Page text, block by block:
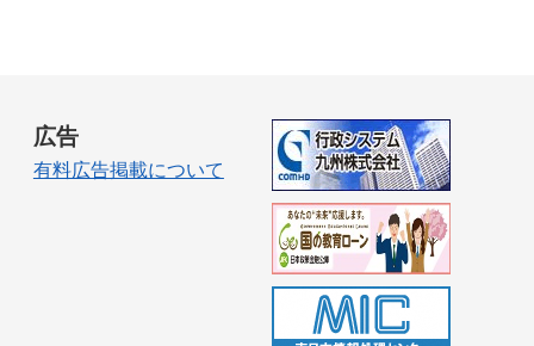
広告
有料広告掲載について